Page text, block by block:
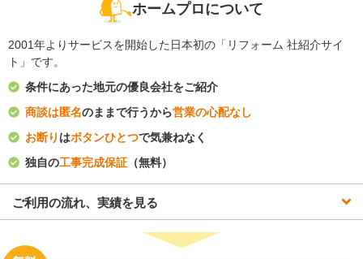
ホームプロについて
2001年よりサービスを開始した日本初の「リフォーム 社紹介サイ
ト」です。
条件にあった地元の優良会社をご紹介
商談は匿名のままで行うから営業の心配なし
お断り はボタンひとつで気兼ねなく
独自の工事完成保証 （無料）
ご利用の流れ、実績を見る